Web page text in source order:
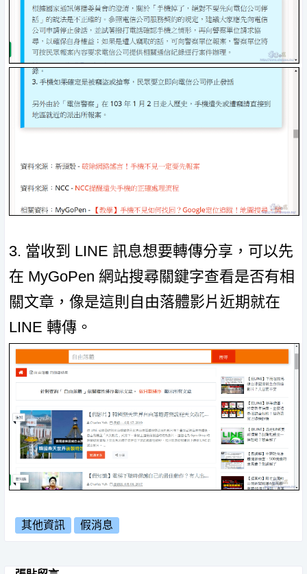
3. 當收到 LINE 訊息想要轉傳分享，可以先
在 MyGoPen 網站搜尋關鍵字查看是否有相
關文章，像是這則自由落體影片近期就在
LINE 轉傳。
其他資訊 假消息